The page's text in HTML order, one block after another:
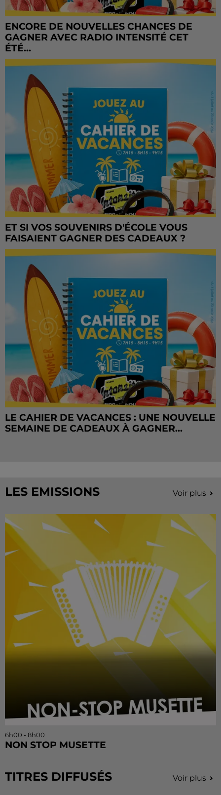
ENCORE DE NOUVELLES CHANCES DE
GAGNER AVEC RADIO INTENSITÉ CET
ÉTÉ...
ET SI VOS SOUVENIRS D'ÉCOLE VOUS
FAISAIENT GAGNER DES CADEAUX ?
LE CAHIER DE VACANCES : UNE NOUVELLE
SEMAINE DE CADEAUX À GAGNER...
LES EMISSIONS Voir plus
6h00 - 8h00
NON STOP MUSETTE
TITRES DIFFUSÉS Voir plus